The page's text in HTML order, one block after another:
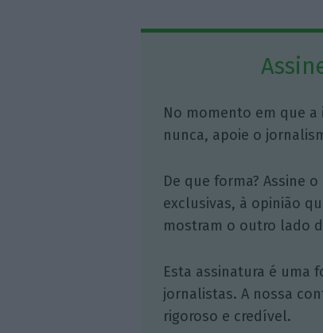
No momento em que
nunca, apoie o
De que forma? Assine
exclusivas, à opinião
mostram o outro lado
Esta assinatura é uma
jornalistas. A nossa
rigoroso e credível.